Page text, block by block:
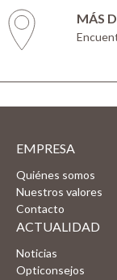
MÁS
EMPRESA
Quiénes somos
Nuestros valores
Contacto
ACTUALIDAD
Noticias
Opticonsejos